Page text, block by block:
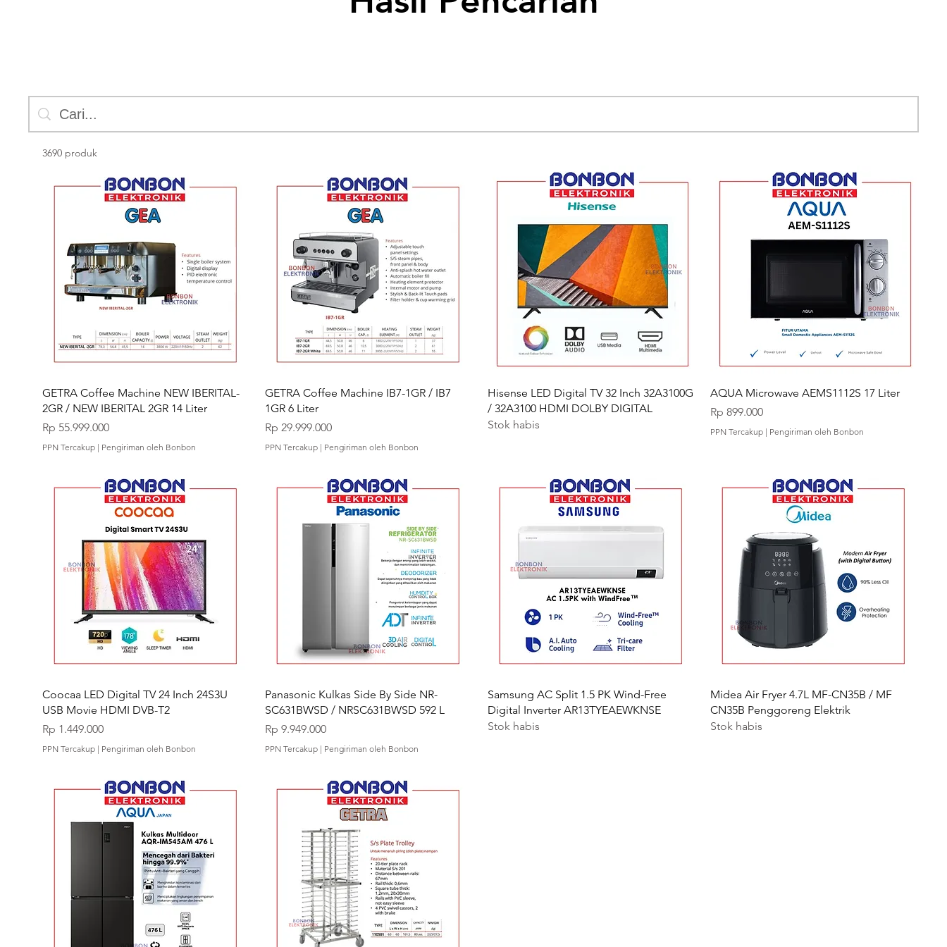
3690 produk
GETRA Coffee Machine NEW IBERITAL-
2GR / NEW IBERITAL 2GR 14 Liter
Harga
Rp 55.999.000
PPN Tercakup | Pengiriman oleh Bonbon
GETRA Coffee Machine IB7-1GR / IB7
1GR 6 Liter
Harga
Rp 29.999.000
PPN Tercakup | Pengiriman oleh Bonbon
Hisense LED Digital TV 32 Inch 32A3100G
/ 32A3100 HDMI DOLBY DIGITAL
Stok habis
AQUA Microwave AEMS1112S 17 Liter
Harga
Rp 899.000
PPN Tercakup | Pengiriman oleh Bonbon
Coocaa LED Digital TV 24 Inch 24S3U
USB Movie HDMI DVB-T2
Harga
Rp 1.449.000
PPN Tercakup | Pengiriman oleh Bonbon
Panasonic Kulkas Side By Side NR-
SC631BWSD / NRSC631BWSD 592 L
Harga
Rp 9.949.000
PPN Tercakup | Pengiriman oleh Bonbon
Samsung AC Split 1.5 PK Wind-Free
Digital Inverter AR13TYEAEWKNSE
Stok habis
Midea Air Fryer 4.7L MF-CN35B / MF
CN35B Penggoreng Elektrik
Stok habis